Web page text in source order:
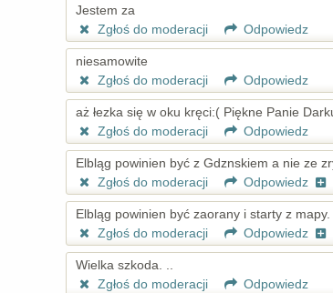
Jestem za
Zgłoś do moderacji
Odpowiedz
niesamowite
Zgłoś do moderacji
Odpowiedz
aż łezka się w oku kręci:( Piękne Panie
Zgłoś do moderacji
Odpowiedz
Elbląg powinien być z Gdznskiem a nie ze
Zgłoś do moderacji
Odpowiedz
Elbląg powinien być zaorany i starty z mapy.
Zgłoś do moderacji
Odpowiedz
Wielka szkoda. ..
Zgłoś do moderacji
Odpowiedz